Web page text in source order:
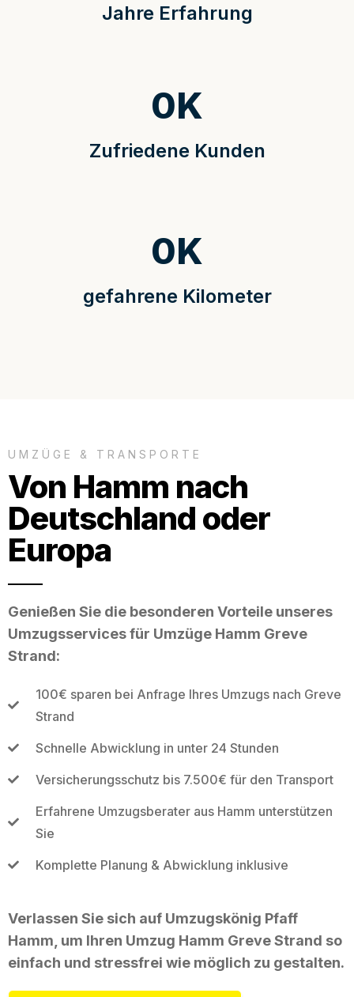
Jahre Erfahrung
Zufriedene Kunden
0K
gefahrene Kilometer
0K
UMZÜGE & TRANSPORTE
Von Hamm nach
Deutschland oder
Europa
Genießen Sie die besonderen Vorteile unseres
Umzugsservices für Umzüge Hamm Greve
Strand:
100€ sparen bei Anfrage Ihres Umzugs nach Greve
Strand
Schnelle Abwicklung in unter 24 Stunden
Versicherungsschutz bis 7.500€ für den Transport
Erfahrene Umzugsberater aus Hamm unterstützen
Sie
Komplette Planung & Abwicklung inklusive
Verlassen Sie sich auf Umzugskönig Pfaff
Hamm, um Ihren Umzug Hamm Greve Strand so
einfach und stressfrei wie möglich zu gestalten.